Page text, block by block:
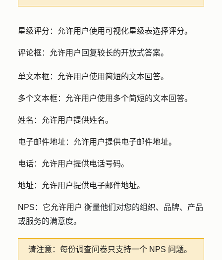
星级评分 ：允许用户使用可视化星级表选择评分。
评论框 ：允许用户 回复较长的开放式答案。
单文本框 ：允许用户使用简短的文本回答。
多个文本框 ：允许用户使用多个简短的文本回答。
姓名 ：允许用户提供姓名。
电子邮件地址：允许用户提供电子邮件地址。
电话：允许用户提供电话号码。
地址：允许用户提供电子邮件地址。
NPS ：它允许用户 衡量他们对您的组织、品牌、产品
或服务的满意度。
请注意： 每份调查问卷只支持一个 NPS 问题。